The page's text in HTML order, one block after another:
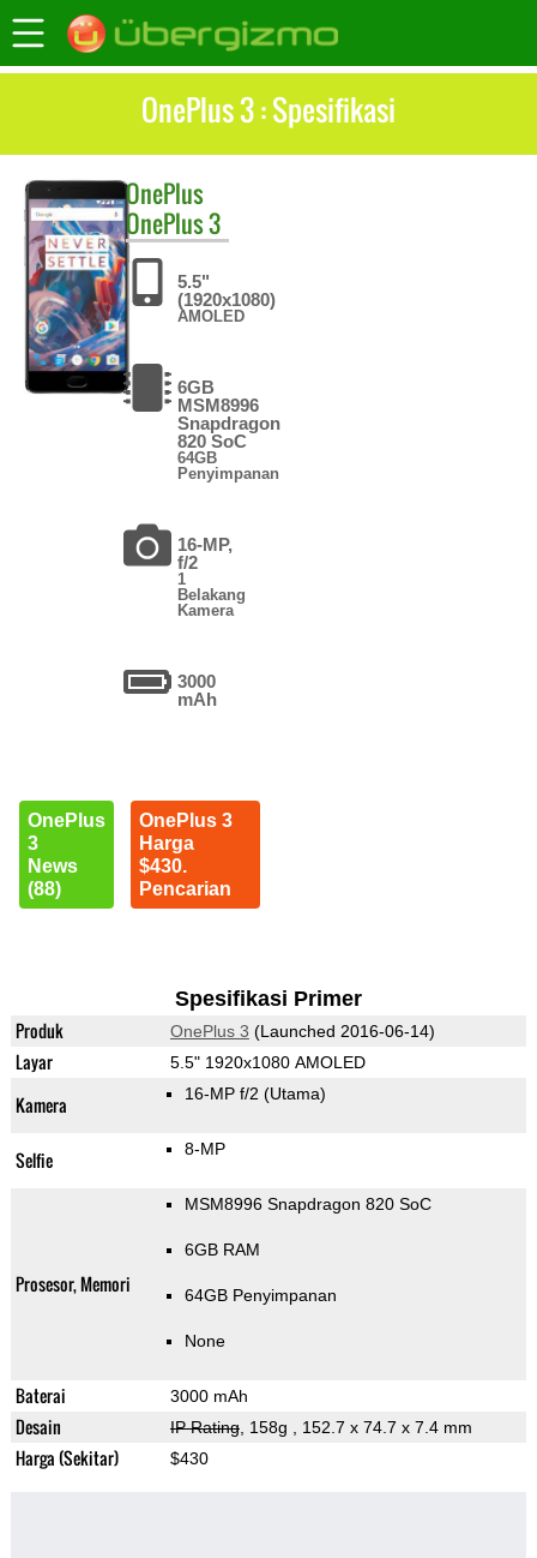
OnePlus 3 : Spesifikasi
OnePlus
OnePlus 3
5.5"
(1920x1080)
AMOLED
6GB
MSM8996
Snapdragon
820 SoC
64GB
Penyimpanan
16-MP,
f/2
1
Belakang
Kamera
3000
mAh
OnePlus
3
News
(88)
OnePlus 3
Harga
$430.
Pencarian
Spesifikasi Primer
Produk OnePlus 3 (Launched 2016-06-14)
Layar 5.5" 1920x1080 AMOLED
Kamera 16-MP f/2 (Utama)
Selfie 8-MP
Prosesor, Memori
MSM8996 Snapdragon 820 SoC
6GB RAM
64GB Penyimpanan
None
Baterai 3000 mAh
Desain IP Rating, 158g , 152.7 x 74.7 x 7.4 mm
Harga (Sekitar) $430